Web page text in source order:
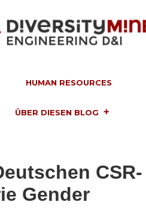
HUMAN RESOURCES
ÜBER DIESEN BLOG
CSR-
Gender